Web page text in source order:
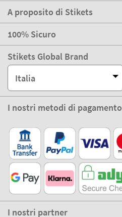
A proposito di Stikets
100% Sicuro
Stikets Global Brand
Italia
I nostri metodi di pagamento
I nostri partner